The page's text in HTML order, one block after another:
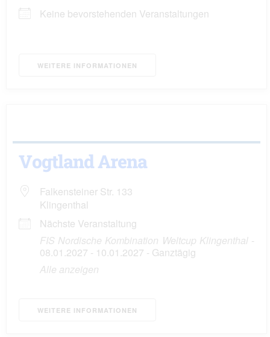
Keine bevorstehenden Veranstaltungen
WEITERE INFORMATIONEN
Vogtland Arena
Falkensteiner Str. 133
Klingenthal
Nächste Veranstaltung
FIS Nordische Kombination Weltcup Klingenthal-
08.01.2027 - 10.01.2027 - Ganztägig
Alle anzeigen
WEITERE INFORMATIONEN